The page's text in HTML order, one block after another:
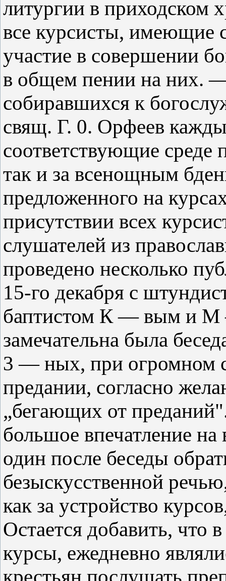
литургии в приходском
все курсисты, имеющие
участие в совершении
в общем пении на них.
собиравшихся к
свящ. Г. 0. Орфеев
соответствующие среде
так и за всенощным
предложенного на
присутствии всех
слушателей из
проведено несколько
15-го декабря с
баптистом К — вым и
замечательна была
3 — ных, при огромном
предании, согласно
„бегающих от
большое впечатление на
один после беседы
безыскусственной
как за устройство
Остается добавить, что
курсы, ежедневно